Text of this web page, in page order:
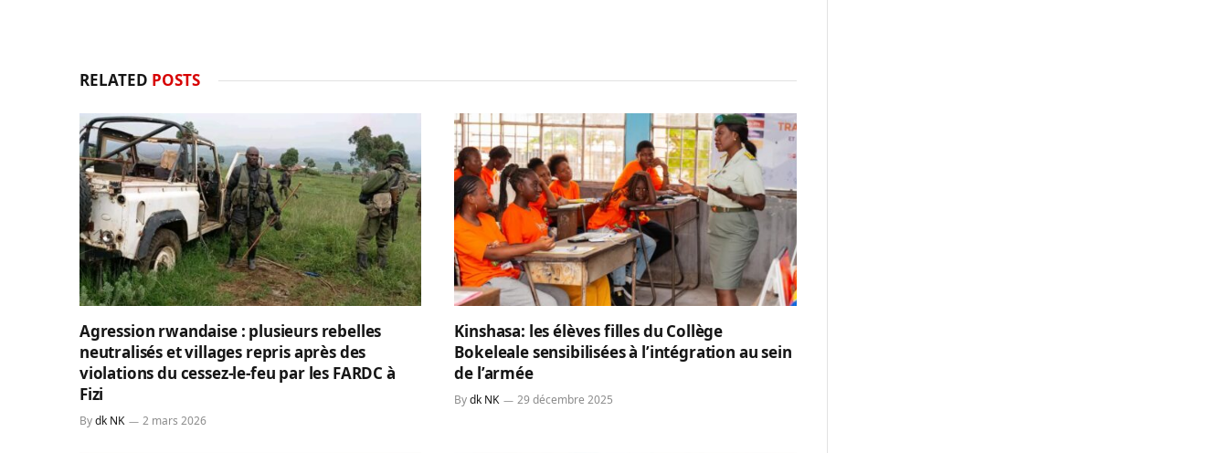
RELATED POSTS
Agression rwandaise : plusieurs rebelles
neutralisés et villages repris après des
violations du cessez-le-feu par les FARDC à
Fizi
Bydk NK 2 mars 2026
Kinshasa: les élèves filles du Collège
Bokeleale sensibilisées à l’intégration au sein
de l’armée
By dk NK 29 décembre 2025